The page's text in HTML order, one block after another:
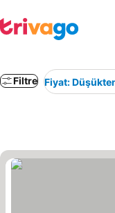
Filtre Fiyat: